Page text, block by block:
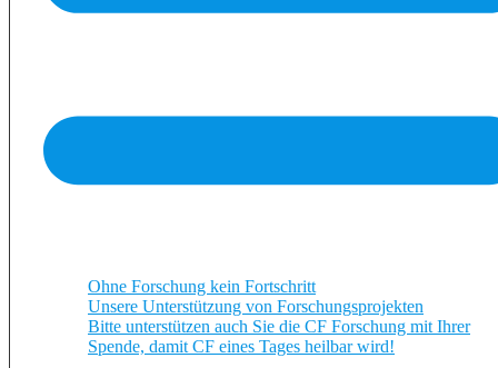
Ohne Forschung kein Fortschritt
Unsere Unterstützung von Forschungsprojekten
Bitte unterstützen auch Sie die CF Forschung mit Ihrer
Spende, damit CF eines Tages heilbar wird!